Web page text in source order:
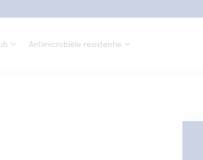
Antimicrobiële resistentie